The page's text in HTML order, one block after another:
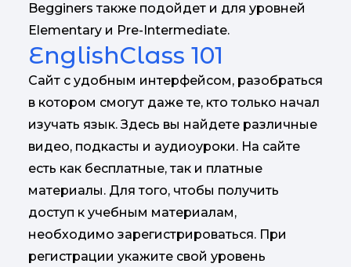
Begginers также подойдет и для уровней
Elementary и Pre-Intermediate.
EnglishClass 101
Сайт с удобным интерфейсом, разобраться
в котором смогут даже те, кто только начал
изучать язык. Здесь вы найдете различные
видео, подкасты и аудиоуроки. На сайте
есть как бесплатные, так и платные
материалы. Для того, чтобы получить
доступ к учебным материалам,
необходимо зарегистрироваться. При
регистрации укажите свой уровень